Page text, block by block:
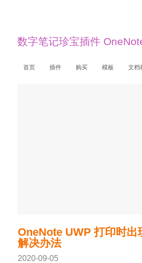
数字笔记珍宝插件
首页 插件 购买 模板 文档
OneNote UWP 打印时
解决办法
2020-09-05